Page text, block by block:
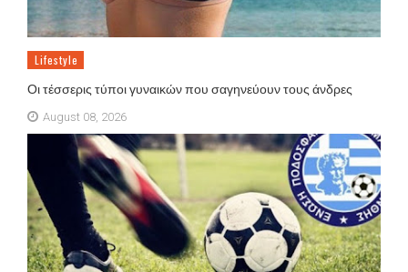
Lifestyle
Οι τέσσερις τύποι γυναικών που σαγηνεύουν τους άνδρες
August 08, 2026